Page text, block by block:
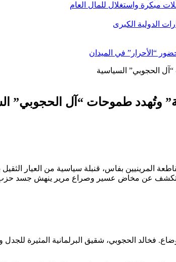
مبكرة واستغلال للمال العام
الدولية الكبرى
“الأحرار” في الميدان
الحجوبي” السياسية
وتُهدد طموحات “آل الحجوبي”
بفاس، قنبلة سياسية من العيار الثقيل
تكشف عن مخاض عسير وصراع مرير ينهش جسد حزب
فخالد الحجوبي، شقيق البرلمانية المثيرة